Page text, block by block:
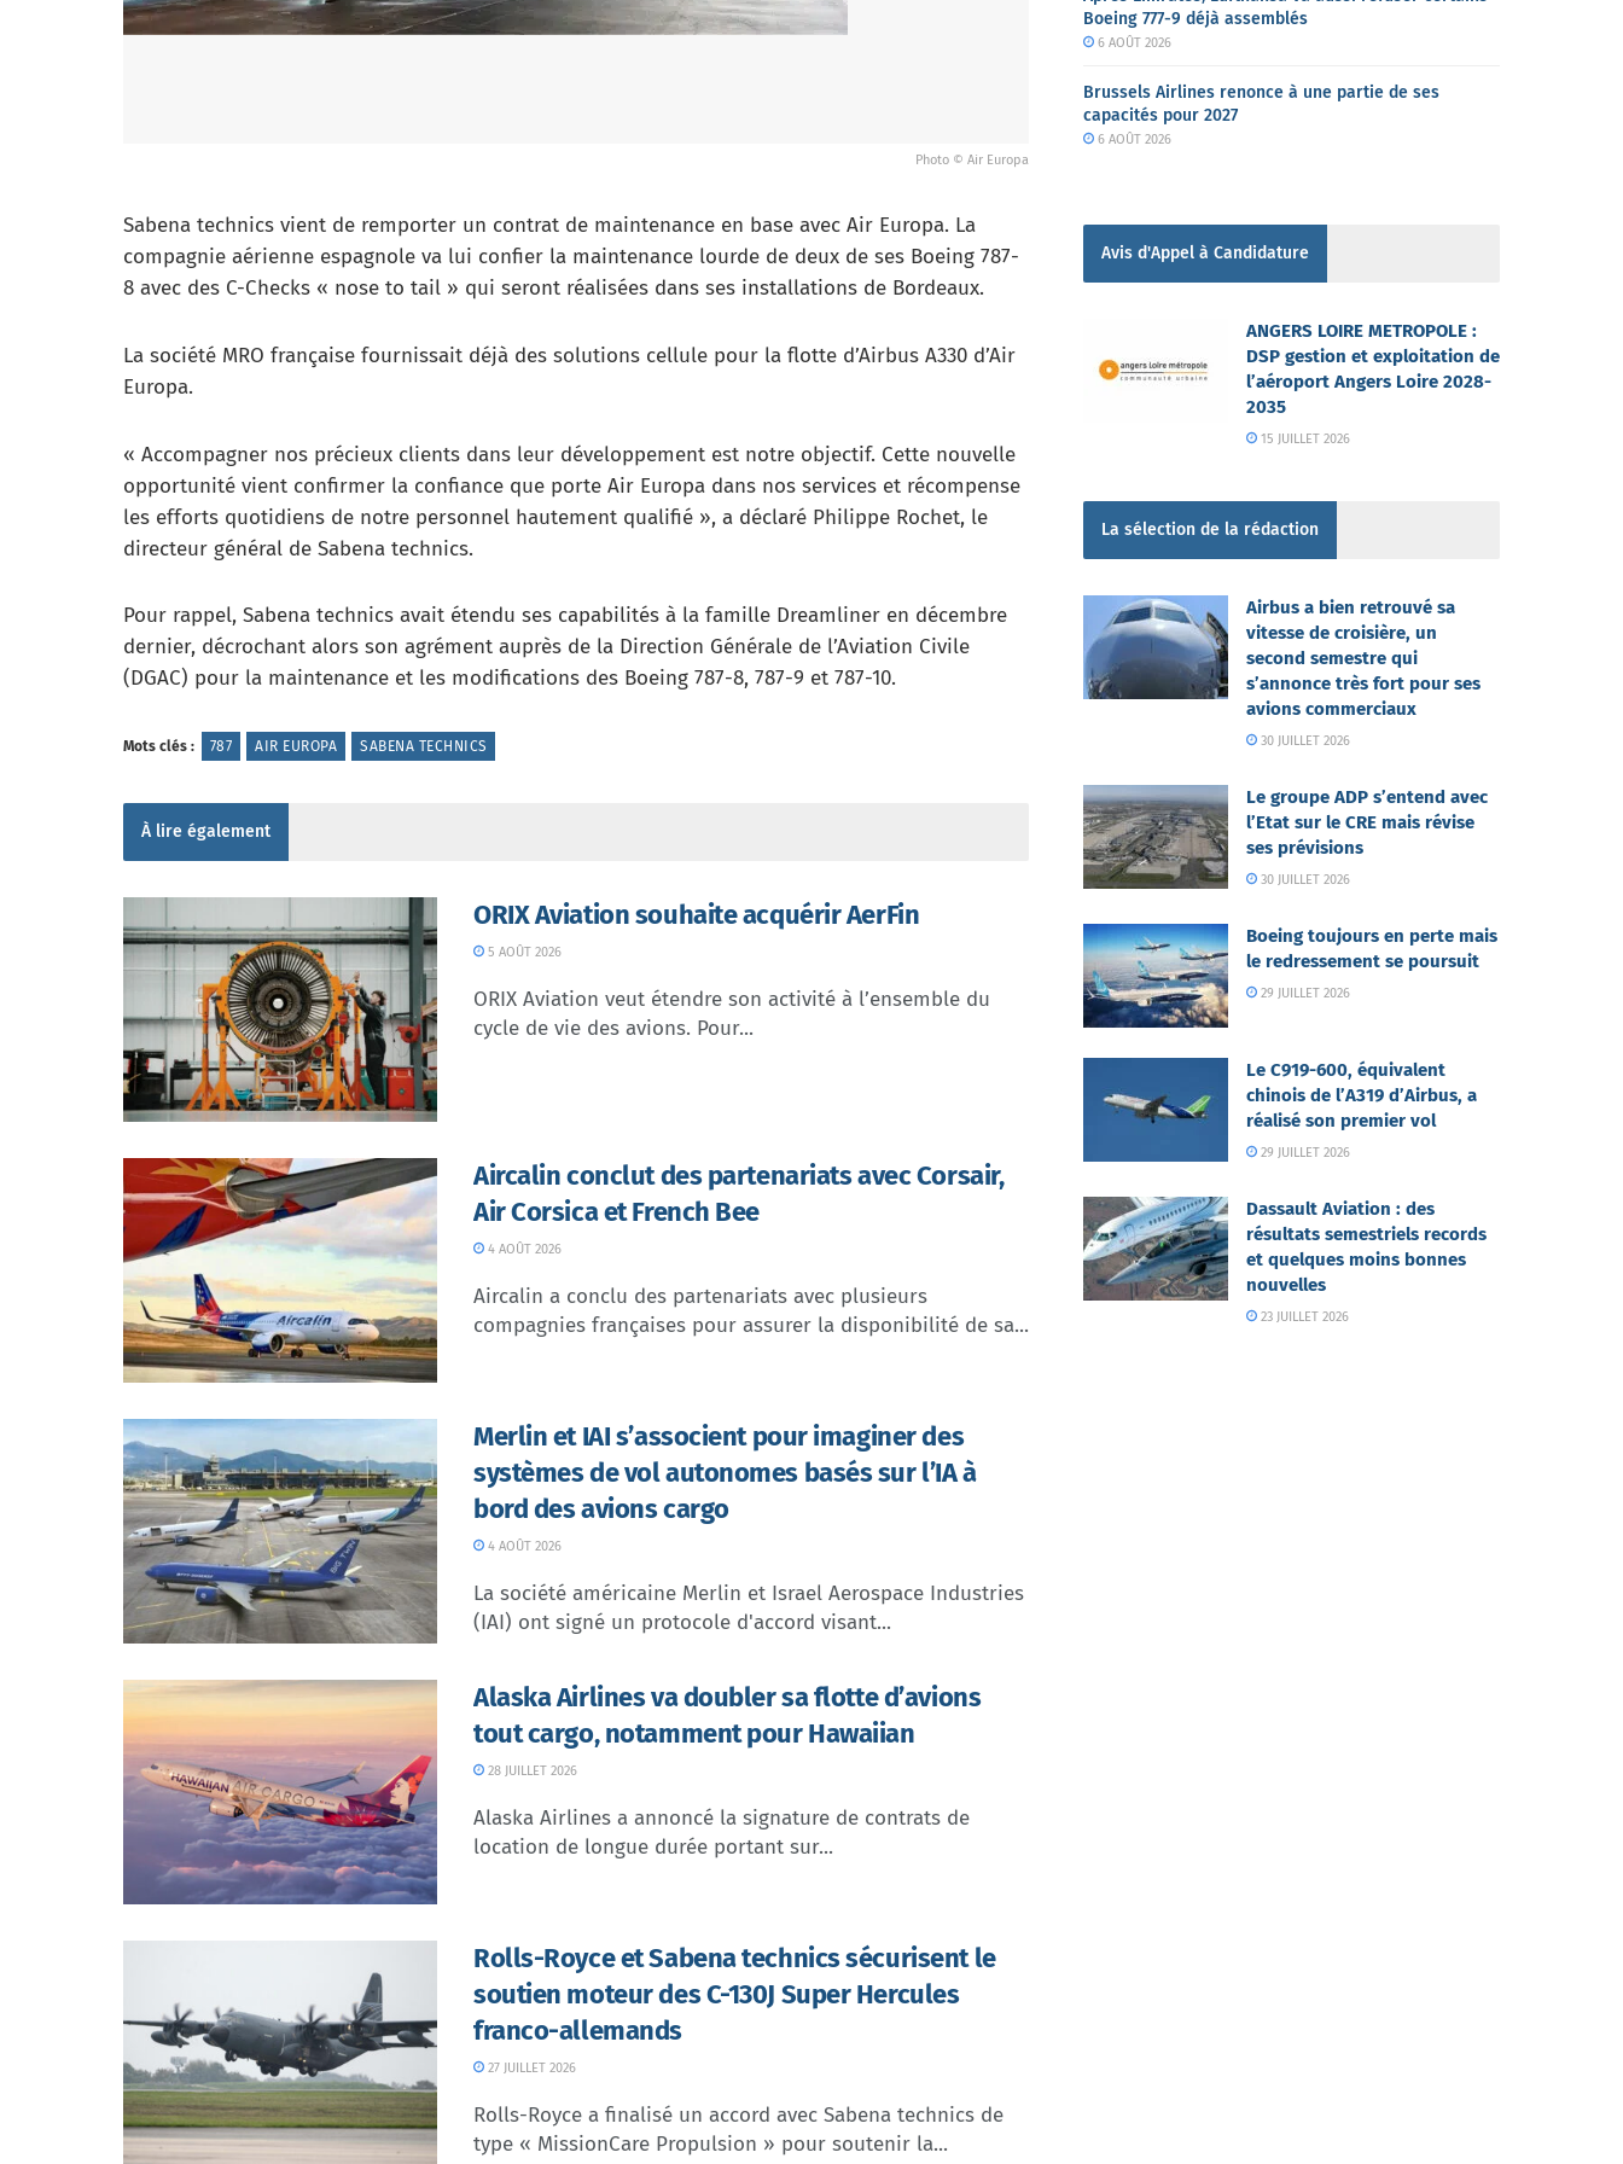
Photo © Air Europa
Sabena technics vient de remporter un contrat de maintenance en base avec Air Europa. La
compagnie aérienne espagnole va lui confier la maintenance lourde de deux de ses Boeing 787-
8 avec des C-Checks « nose to tail » qui seront réalisées dans ses installations de Bordeaux.
La société MRO française fournissait déjà des solutions cellule pour la flotte d’Airbus A330 d’Air
Europa.
« Accompagner nos précieux clients dans leur développement est notre objectif. Cette nouvelle
opportunité vient confirmer la confiance que porte Air Europa dans nos services et récompense
les efforts quotidiens de notre personnel hautement qualifié », a déclaré Philippe Rochet, le
directeur général de Sabena technics.
Pour rappel, Sabena technics avait étendu ses capabilités à la famille Dreamliner en décembre
dernier, décrochant alors son agrément auprès de la Direction Générale de l’Aviation Civile
(DGAC) pour la maintenance et les modifications des Boeing 787-8, 787-9 et 787-10.
Mots clés : 787 AIR EUROPA SABENA TECHNICS
À lire également
ORIX Aviation souhaite acquérir AerFin
5 AOÛT 2026
ORIX Aviation veut étendre son activité à l’ensemble du
cycle de vie des avions. Pour...
Aircalin conclut des partenariats avec Corsair,
Air Corsica et French Bee
4 AOÛT 2026
Aircalin a conclu des partenariats avec plusieurs
compagnies françaises pour assurer la disponibilité de sa...
Merlin et IAI s’associent pour imaginer des
systèmes de vol autonomes basés sur l’IA à
bord des avions cargo
4 AOÛT 2026
La société américaine Merlin et Israel Aerospace Industries
(IAI) ont signé un protocole d'accord visant...
Alaska Airlines va doubler sa flotte d’avions
tout cargo, notamment pour Hawaiian
28 JUILLET 2026
Alaska Airlines a annoncé la signature de contrats de
location de longue durée portant sur...
Rolls-Royce et Sabena technics sécurisent le
soutien moteur des C-130J Super Hercules
franco-allemands
27 JUILLET 2026
Rolls-Royce a finalisé un accord avec Sabena technics de
type « MissionCare Propulsion » pour soutenir la...
Boeing 777-9 déjà assemblés
6 AOÛT 2026
Brussels Airlines renonce à une partie de ses
capacités pour 2027
6 AOÛT 2026
Avis d'Appel à Candidature
ANGERS LOIRE METROPOLE :
DSP gestion et exploitation de
l’aéroport Angers Loire 2028-
2035
15 JUILLET 2026
La sélection de la rédaction
Airbus a bien retrouvé sa
vitesse de croisière, un
second semestre qui
s’annonce très fort pour ses
avions commerciaux
30 JUILLET 2026
Le groupe ADP s’entend avec
l’Etat sur le CRE mais révise
ses prévisions
30 JUILLET 2026
Boeing toujours en perte mais
le redressement se poursuit
29 JUILLET 2026
Le C919-600, équivalent
chinois de l’A319 d’Airbus, a
réalisé son premier vol
29 JUILLET 2026
Dassault Aviation : des
résultats semestriels records
et quelques moins bonnes
nouvelles
23 JUILLET 2026